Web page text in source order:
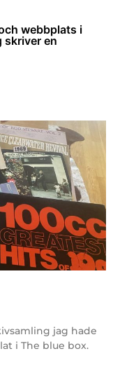
webbplats i
skriver en
jag hade
i The blue box.